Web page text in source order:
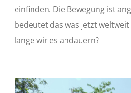
einfinden. Die Bewegung ist
bedeutet das was jetzt weltweit
lange wir es andauern?